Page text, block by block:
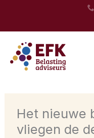
inhoud
Team van
Het nieuwe
vliegen de